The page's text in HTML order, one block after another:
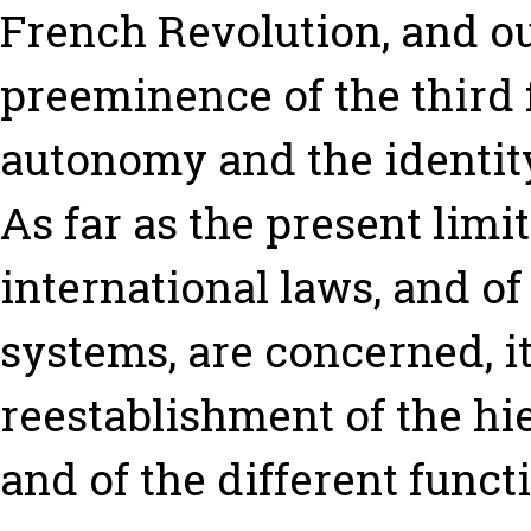
French Revolution, and
preeminence of the
autonomy and the
As far as the present
international laws, and
systems, are concerned,
reestablishment of the
and of the different